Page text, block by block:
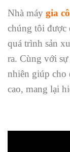
Nhà máy gia
chúng tôi được
quá trình sản
ra. Cùng với
nhiên giúp cho
cao, mang lại